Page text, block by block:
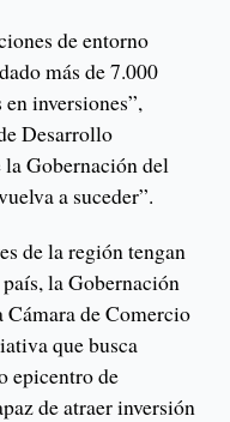
de entorno
más de 7.000
inversiones”,
Desarrollo
Gobernación del
a suceder”.
de la región tengan
la Gobernación
de Comercio
que busca
epicentro de
de atraer inversión